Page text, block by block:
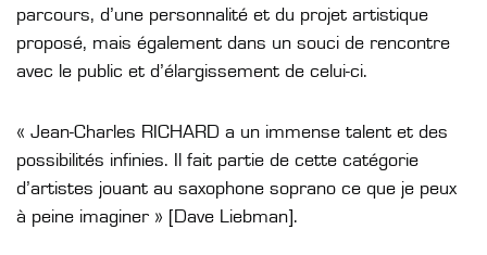
parcours, d’une personnalité et du projet artistique
proposé, mais également dans un souci de rencontre
avec le public et d’élargissement de celui-ci.
« Jean-Charles RICHARD a un immense talent et des
possibilités infinies. Il fait partie de cette catégorie
d’artistes jouant au saxophone soprano ce que je peux
à peine imaginer » [Dave Liebman].